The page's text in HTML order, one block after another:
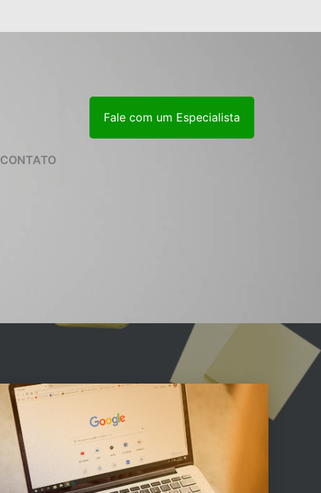
CONTATO
Fale com um Especialista